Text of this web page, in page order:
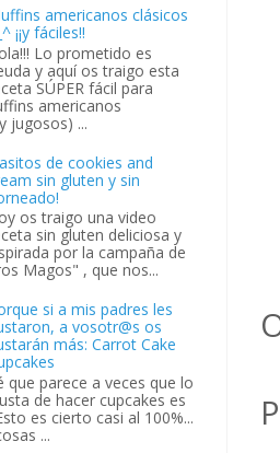
americanos clásicos
¡¡y fáciles!!
Lo prometido es
y aquí os traigo esta
SÚPER fácil para
americanos
jugosos) ...
de cookies and
sin gluten y sin
os traigo una video
sin gluten deliciosa y
por la campaña de
Magos" , que nos...
si a mis padres les
a vosotr@s os
más: Carrot Cake
que parece a veces que lo
de hacer cupcakes es
es cierto casi al 100%...
...